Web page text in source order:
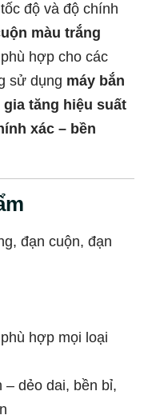
độ và độ chính
màu trắng
hợp cho các
sử dụng máy bắn
gia tăng hiệu suất
xác – bền
đạn cuộn, đạn
hợp mọi loại
– dẻo dai, bền bỉ,